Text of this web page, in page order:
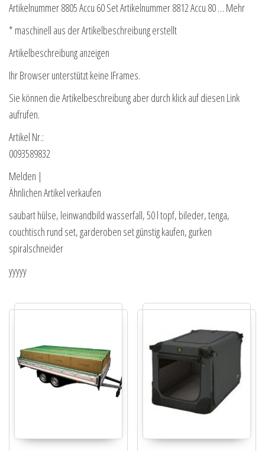
Artikelnummer 8805 Accu 60 Set Artikelnummer 8812 Accu 80 … Mehr
* maschinell aus der Artikelbeschreibung erstellt
Artikelbeschreibung anzeigen
Ihr Browser unterstützt keine IFrames.
Sie können die Artikelbeschreibung aber durch klick auf diesen Link
aufrufen.
Artikel Nr.:
0093589832
Melden |
Ähnlichen Artikel verkaufen
saubart hülse, leinwandbild wasserfall, 50 l topf, bileder, tenga,
couchtisch rund set, garderoben set günstig kaufen, gurken
spiralschneider
yyyyy